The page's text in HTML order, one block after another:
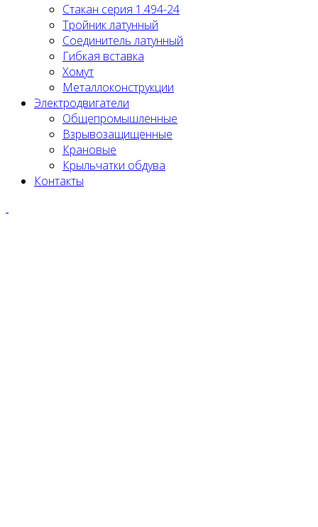
Стакан серия 1.494-24
Тройник латунный
Соединитель латунный
Гибкая вставка
Хомут
Металлоконструкции
Электродвигатели
Общепромышленные
Взрывозащищенные
Крановые
Крыльчатки обдува
Контакты